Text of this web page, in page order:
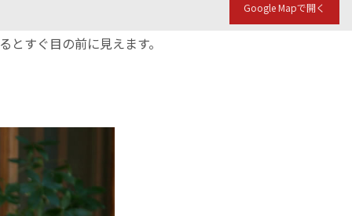
Google Mapで開く
すぐ目の前に見えます。